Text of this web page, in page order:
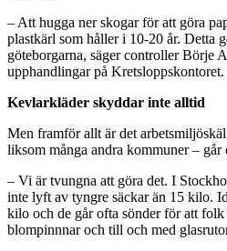
– Att hugga ner skogar för att göra
plastkärl som håller i 10-20 år. Detta
göteborgarna, säger controller Börje
upphandlingar på Kretsloppskontoret.
Kevlarkläder skyddar inte alltid
Men framför allt är det
liksom många andra kommuner –
– Vi är tvungna att göra det. I
inte lyft av tyngre säckar än 15 kilo.
kilo och de går ofta sönder för att folk
blompinnnar och till och med